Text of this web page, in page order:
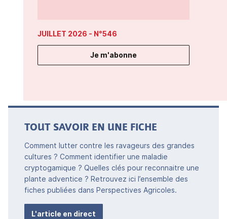
JUILLET 2026 - N°546
Je m'abonne
TOUT SAVOIR EN UNE FICHE
Comment lutter contre les ravageurs des grandes
cultures ? Comment identifier une maladie
cryptogamique ? Quelles clés pour reconnaitre une
plante adventice ? Retrouvez ici l’ensemble des
fiches publiées dans Perspectives Agricoles.
L'article en direct